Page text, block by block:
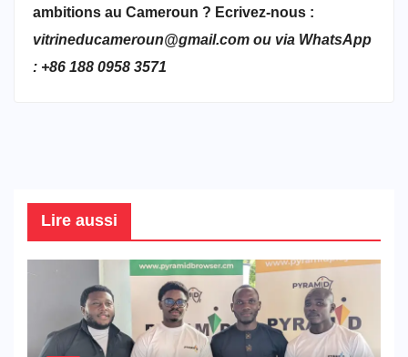
ambitions au Cameroun ? Ecrivez-nous :
vitrineducameroun@gmail.com ou via WhatsApp
: +86 188 0958 3571
Lire aussi